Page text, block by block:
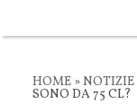
HOME »NOTIZIE
SONO DA 75 CL?